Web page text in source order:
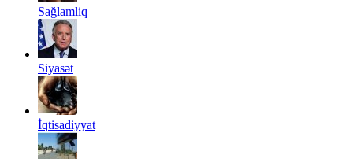
Sağlamliq
Siyasət
İqtisadiyyat